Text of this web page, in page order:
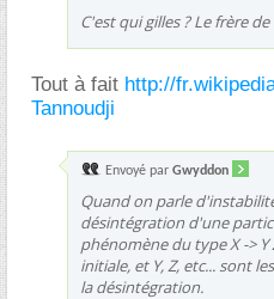
C'est qui gilles ? Le frère de
Tout à fait http://
Tannoudji
Envoyé par Gwyddon
Quand on parle
désintégration d'une
phénomène du type X -> Y
initiale, et Y, Z, etc... sont
la désintégration.